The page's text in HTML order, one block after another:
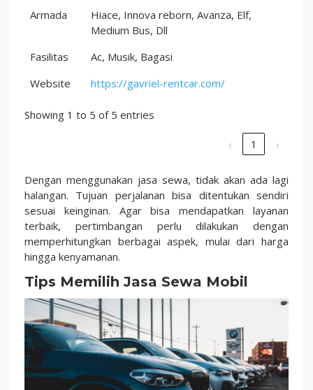
Armada
Hiace, Innova reborn, Avanza, Elf,
Medium Bus, Dll
Fasilitas
Ac, Musik, Bagasi
Website
https://gavriel-rentcar.com/
Showing 1 to 5 of 5 entries
‹ 1 ›
Dengan menggunakan jasa sewa, tidak akan ada lagi
halangan. Tujuan perjalanan bisa ditentukan sendiri
sesuai keinginan. Agar bisa mendapatkan layanan
terbaik, pertimbangan perlu dilakukan dengan
memperhitungkan berbagai aspek, mulai dari harga
hingga kenyamanan.
Tips Memilih Jasa Sewa Mobil